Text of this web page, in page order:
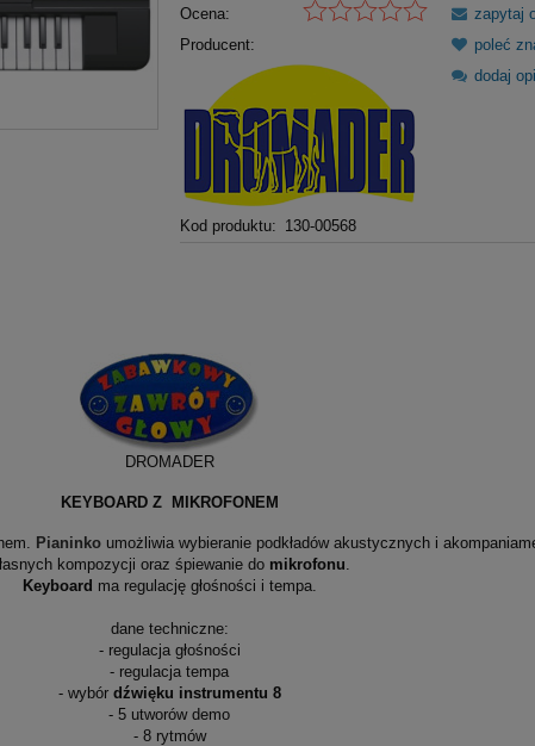
Ocena:
Producent:
Kod produktu: 130-00568
zapytaj
poleć
dodaj
DROMADER
KEYBOARD Z MIKROFONEM
Pianinko umożliwia wybieranie podkładów akustycznych i
kompozycji oraz śpiewanie do mikrofonu
Keyboard ma regulację głośności i tempa.
dane techniczne:
- regulacja głośności
- regulacja tempa
- wybór dźwięku instrumentu 8
- 5 utworów demo
- 8 rytmów